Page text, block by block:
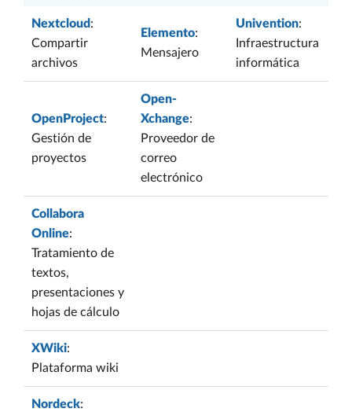
Nextcloud :
Compartir
archivos
Elemento:
Mensajero
Univention:
Infraestructura
informática
OpenProject:
Gestión de
proyectos
Open-
Xchange:
Proveedor de
correo
electrónico
Collabora
Online:
Tratamiento de
textos,
presentaciones y
hojas de cálculo
XWiki:
Plataforma wiki
Nordeck: